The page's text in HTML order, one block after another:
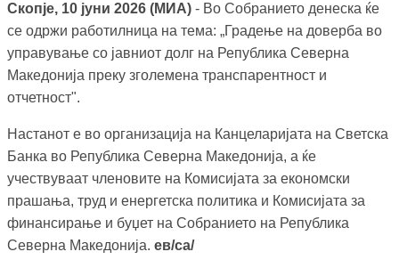
Скопје, 10 јуни 2026 (МИА) - Во Собранието денеска ќе
се одржи работилница на тема: „Градење на доверба во
управување со јавниот долг на Република Северна
Македонија преку зголемена транспарентност и
отчетност".
Настанот е во организација на Канцеларијата на Светска
Банка во Република Северна Македонија, а ќе
учествуваат членовите на Комисијата за економски
прашања, труд и енергетска политика и Комисијата за
финансирање и буџет на Собранието на Република
Северна Македонија. ев/са/